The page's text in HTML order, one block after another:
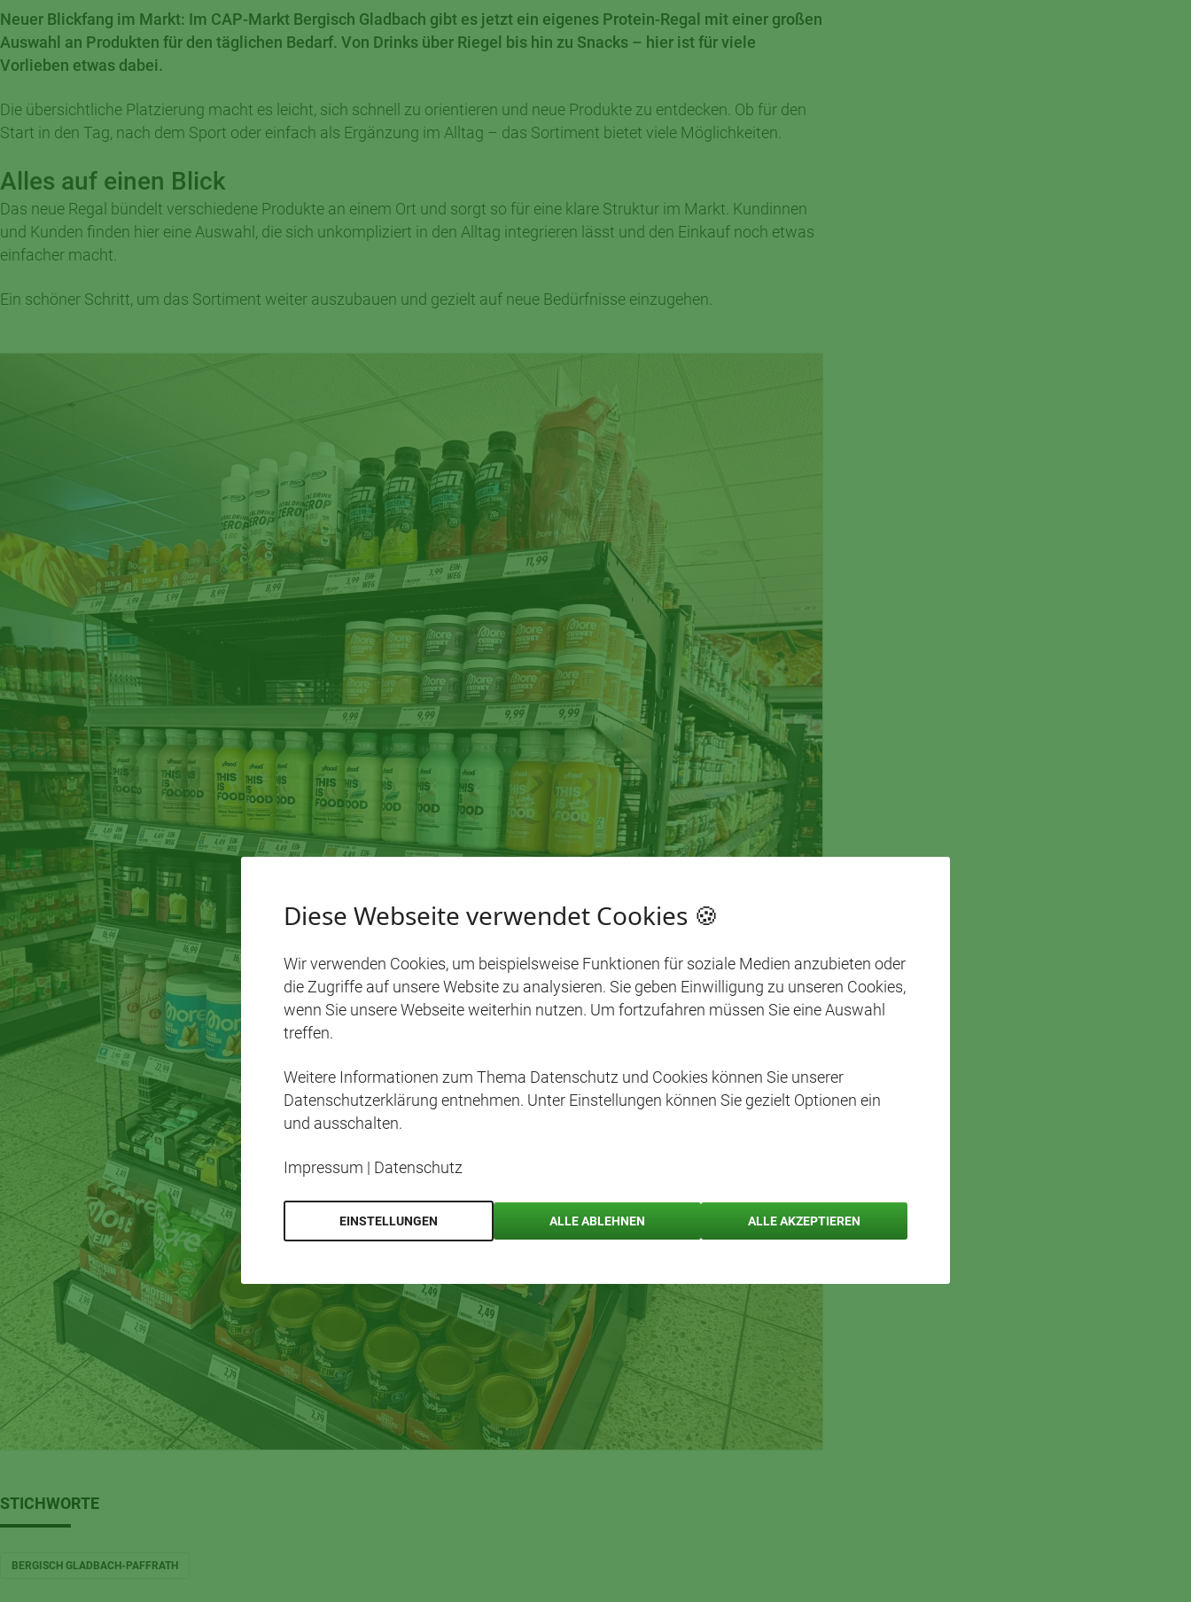
Neuer Blickfang im Markt: Im CAP-Markt Bergisch Gladbach gibt es jetzt ein eigenes Protein-Regal mit einer großen
Auswahl an Produkten für den täglichen Bedarf. Von Drinks über Riegel bis hin zu Snacks – hier ist für viele
Vorlieben etwas dabei.
Die übersichtliche Platzierung macht es leicht, sich schnell zu orientieren und neue Produkte zu entdecken. Ob für den
Start in den Tag, nach dem Sport oder einfach als Ergänzung im Alltag – das Sortiment bietet viele Möglichkeiten.
Alles auf einen Blick
Das neue Regal bündelt verschiedene Produkte an einem Ort und sorgt so für eine klare Struktur im Markt. Kundinnen
und Kunden finden hier eine Auswahl, die sich unkompliziert in den Alltag integrieren lässt und den Einkauf noch etwas
einfacher macht.
Ein schöner Schritt, um das Sortiment weiter auszubauen und gezielt auf neue Bedürfnisse einzugehen.
STICHWORTE
BERGISCH GLADBACH-PAFFRATH
Diese Webseite verwendet Cookies 🍪
Wir verwenden Cookies, um beispielsweise Funktionen für soziale Medien anzubieten oder
die Zugriffe auf unsere Website zu analysieren. Sie geben Einwilligung zu unseren Cookies,
wenn Sie unsere Webseite weiterhin nutzen. Um fortzufahren müssen Sie eine Auswahl
treffen.
Weitere Informationen zum Thema Datenschutz und Cookies können Sie unserer
Datenschutzerklärung entnehmen. Unter Einstellungen können Sie gezielt Optionen ein
und ausschalten.
Impressum | Datenschutz
EINSTELLUNGEN ALLE ABLEHNEN ALLE AKZEPTIEREN